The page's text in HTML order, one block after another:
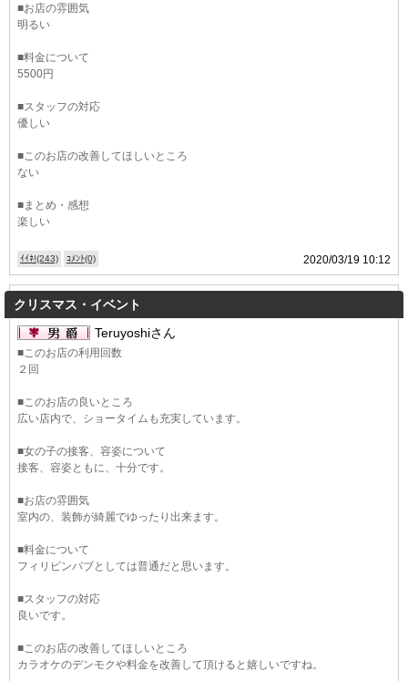
■お店の雰囲気
明るい
■料金について
5500円
■スタッフの対応
優しい
■このお店の改善してほしいところ
ない
■まとめ・感想
楽しい
ｲｲﾈ!(243) ｺﾒﾝﾄ(0) 2020/03/19 10:12
クリスマス・イベント
Teruyoshiさん
■このお店の利用回数
２回
■このお店の良いところ
広い店内で、ショータイムも充実しています。
■女の子の接客、容姿について
接客、容姿ともに、十分です。
■お店の雰囲気
室内の、装飾が綺麗でゆったり出来ます。
■料金について
フィリピンパブとしては普通だと思います。
■スタッフの対応
良いです。
■このお店の改善してほしいところ
カラオケのデンモクや料金を改善して頂けると嬉しいですね。
お店のURLをコピー